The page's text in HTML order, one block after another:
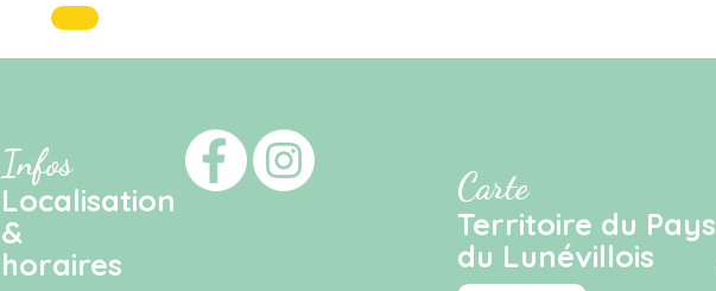
Infos
Localisation
&
horaires
Carte
Territoire du Pays
du Lunévillois